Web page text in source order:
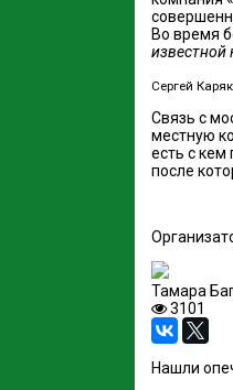
Во время
известной
Сергей
Связь с
местную
есть с кем
после
Тамара
3101
Нашли